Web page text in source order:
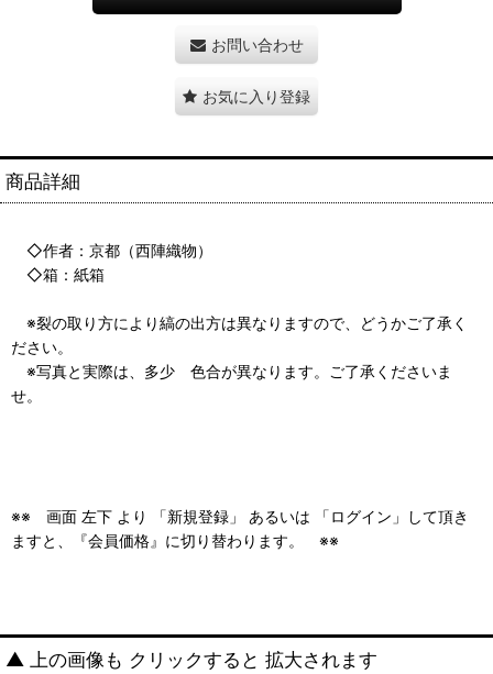
お問い合わせ
お気に入り登録
商品詳細
◇作者：京都（西陣織物）
◇箱：紙箱
※裂の取り方により縞の出方は異なりますので、どうかご了承く
ださい。
※写真と実際は、多少 色合が異なります。ご了承くださいま
せ。
※※ 画面 左下 より 「新規登録」 あるいは 「ログイン」して頂き
ますと、『会員価格』に切り替わります。 ※※
▲ 上の画像も クリックすると 拡大されます